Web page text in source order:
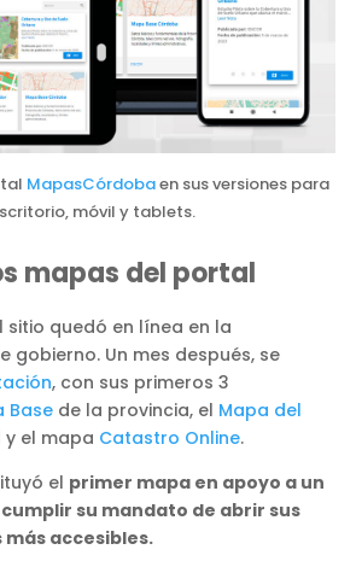
MapasCórdobaen sus versiones para
móvil y tablets.
mapas del portal
sitio quedó en línea en la
gobierno. Un mes después, se
, con sus primeros 3
Base de la provincia, el Mapa del
y el mapa Catastro Online.
el primer mapa en apoyo a un
su mandato de abrir sus
accesibles.